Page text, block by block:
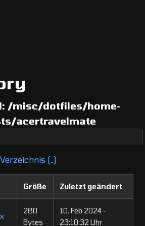
/misc/dotfiles/home-
acertravelmate
(..)
Größe Zuletzt geändert
280
Bytes
10. Feb 2024 -
23:10:32 Uhr